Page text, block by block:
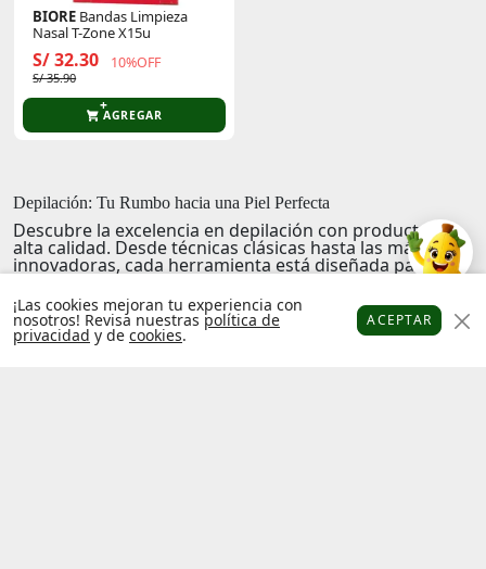
BIORE Bandas Limpieza
Nasal T-Zone X15u
S/ 32.30 10%OFF
S/ 35.90
AGREGAR
Depilación: Tu Rumbo hacia una Piel Perfecta
Descubre la excelencia en depilación con productos de
alta calidad. Desde técnicas clásicas hasta las más
innovadoras, cada herramienta está diseñada para
en un mundo donde la comodidad y la confianza van de
la mano, y disfruta de una piel tersa y libre de vello.
Explora nuestra selección y encuentra todo lo que
necesitas para una depilación impecable y sin
Platanitos Favoritos
¡Las cookies mejoran tu experiencia con
nosotros! Revisa nuestras política de
privacidad y de cookies.
ACEPTAR